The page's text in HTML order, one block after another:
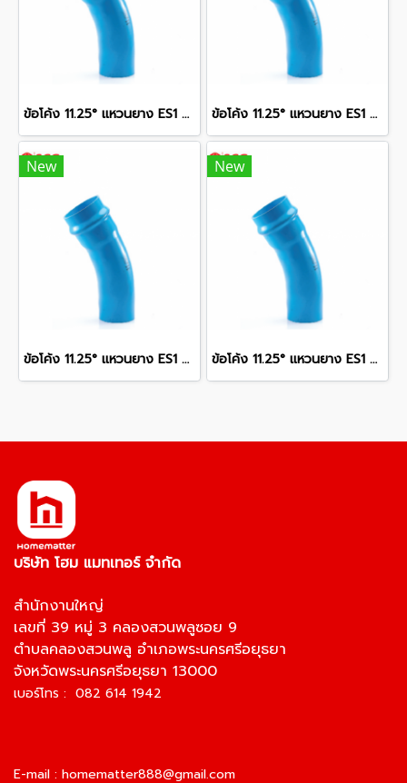
ข้อโค้ง 11.25° แหวนยาง ES1 SCG ขนาด 350 มม. (14 นิ้ว ) ชั้น 13.5 ข้อโค้ง 11.25° แหวนยาง ES1 SCG ขนาด 400 มม. (16 นิ้ว ) ชั้น 13.5
New
ข้อโค้ง 11.25° แหวนยาง ES1 SCG ขนาด 300 มม. (12 นิ้ว ) ชั้น 13.5
New
ข้อโค้ง 11.25° แหวนยาง ES1 SCG ขนาด 250 มม. (10 นิ้ว ) ชั้น 13.5
บริษัท โฮม แมทเทอร์ จำกัด
สำนักงานใหญ่
เลขที่ 39 หมู่ 3 คลองสวนพลูซอย 9
ตำบลคลองสวนพลู อำเภอพระนครศรีอยุธยา
จังหวัดพระนครศรีอยุธยา 13000
เบอร์โทร : 082 614 1942
E-mail : homematter888@gmail.com